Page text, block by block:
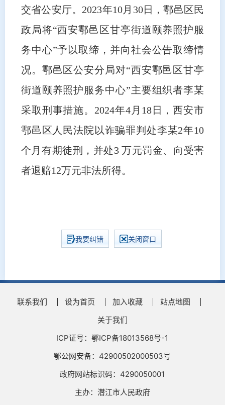
交省公安厅。2023年10月30日，鄠邑区民
政局将“西安鄠邑区甘亭街道颐养照护服
务中心”予以取缔，并向社会公告取缔情
况。鄠邑区公安分局对“西安鄠邑区甘亭
街道颐养照护服务中心”主要组织者李某
采取刑事措施。2024年4月18日，西安市
鄠邑区人民法院以诈骗罪判处李某2年10
个月有期徒刑，并处3 万元罚金、向受害
者退赔12万元非法所得。
我要纠错 关闭窗口
联系我们 设为首页 加入收藏
站点地图
关于我们
ICP证号：鄂ICP备18013568号-1
鄂公网安备：42900502000503号
政府网站标识码：4290050001
主办：潜江市人民政府